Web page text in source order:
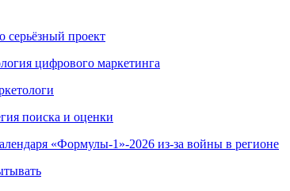
проект
цифрового маркетинга
поиска и оценки
«Формулы-1»-2026 из-за войны в регионе